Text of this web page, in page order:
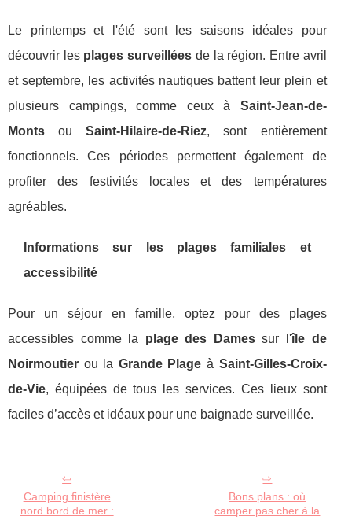
Le printemps et l'été sont les saisons idéales pour
découvrir les plages surveillées de la région. Entre avril
et septembre, les activités nautiques battent leur plein et
plusieurs campings, comme ceux à Saint-Jean-de-
Monts ouSaint-Hilaire-de-Riez, sont entièrement
fonctionnels. Ces périodes permettent également de
profiter des festivités locales et des températures
agréables.
Informations sur les plages familiales et
accessibilité
Pour un séjour en famille, optez pour des plages
accessibles comme la plage des Damessur l'île de
Noirmoutier ou la Grande Plage à Saint-Gilles-Croix-
de-Vie, équipées de tous les services. Ces lieux sont
faciles d’accès et idéaux pour une baignade surveillée.
Camping finistère
nord bord de mer :
Bons plans : où
camper pas cher à la